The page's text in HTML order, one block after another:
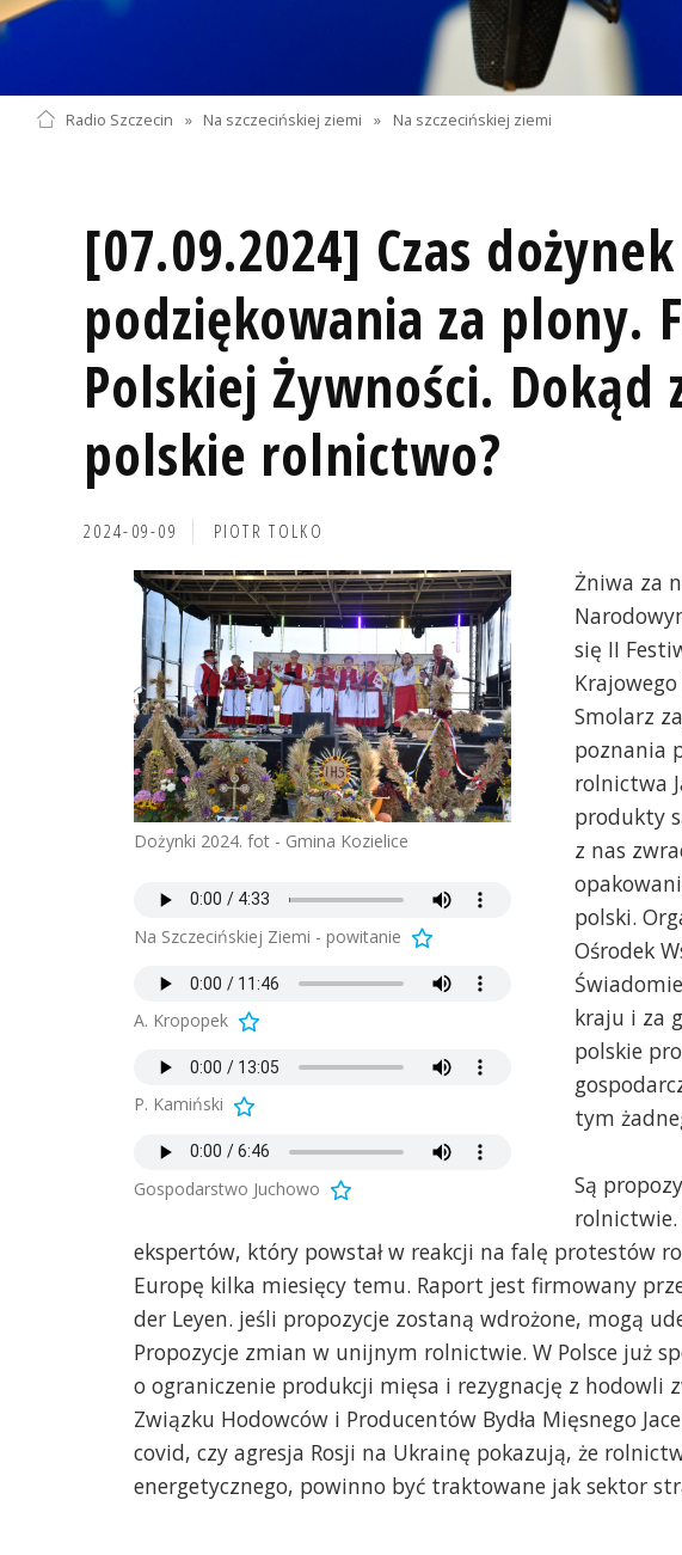
Radio Szczecin » Na szczecińskiej ziemi » Na szczecińskiej ziemi
[07.09.2024] Czas
podziękowania za plony.
Polskiej Żywności. Dokąd
polskie rolnictwo?
2024-09-09 PIOTR TOLKO
Dożynki 2024. fot - Gmina Kozielice
Na Szczecińskiej Ziemi - powitanie
A. Kropopek
P. Kamiński
Gospodarstwo Juchowo
Żniwa za
się II
Smolarz
poznania
rolnictwa
produkty
z nas
polski.
Ośrodek
kraju i za
polskie
tym
Są
ekspertów, który powstał w reakcji na falę protestów
Europę kilka miesięcy temu. Raport jest firmowany
der Leyen. jeśli propozycje zostaną wdrożone, mogą
Propozycje zmian w unijnym rolnictwie. W Polsce już
o ograniczenie produkcji mięsa i rezygnację z hodowli
Związku Hodowców i Producentów Bydła Mięsnego
covid, czy agresja Rosji na Ukrainę pokazują, że
energetycznego, powinno być traktowane jak sektor